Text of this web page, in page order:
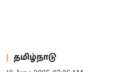
தமிழ்நாடு